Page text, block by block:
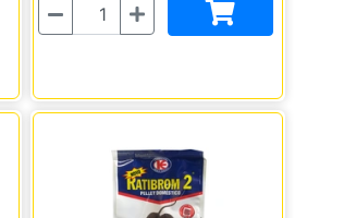
Quantidade